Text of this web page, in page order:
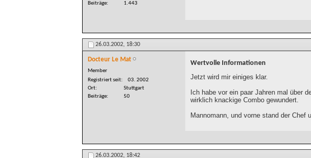
Beiträge
1.443
26.03.2002, 18:30
Docteur Le Mat
Member
Registriert seit
03. 2002
Ort
Stuttgart
Beiträge
50
Wertvolle Informationen
Jetzt wird mir einiges klar.
Ich habe vor ein paar Jahren mal über
wirklich knackige Combo gewundert.
Mannomann, und vorne stand der
26.03.2002, 18:42